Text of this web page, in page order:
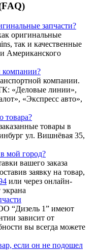
запчасти?
оригинальные
так и качественные
Американского
компании?
компании.
«Деловые линии»,
«Экспресс авто»,
товара?
товары в
ул. Вишнёвая 35,
мой город?
вашего заказа
заявку на товар,
или через онлайн-
“Дизель 1” имеют
зависит от
вы всегда можете
если он не подошел